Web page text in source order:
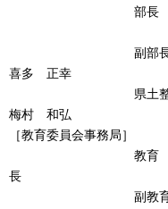
部長
水
副部長（
喜多 正幸
県土整
梅村 和弘
［教育委員会事務局］
教育
長 廣
副教